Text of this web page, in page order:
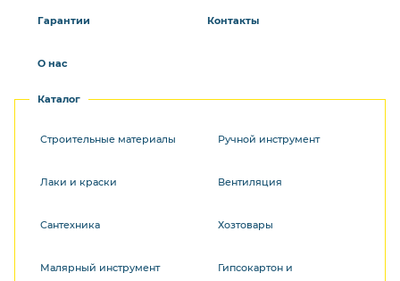
Гарантии
О нас
Контакты
Каталог
Строительные материалы
Лаки и краски
Сантехника
Малярный инструмент
Ручной инструмент
Вентиляция
Хозтовары
Гипсокартон и